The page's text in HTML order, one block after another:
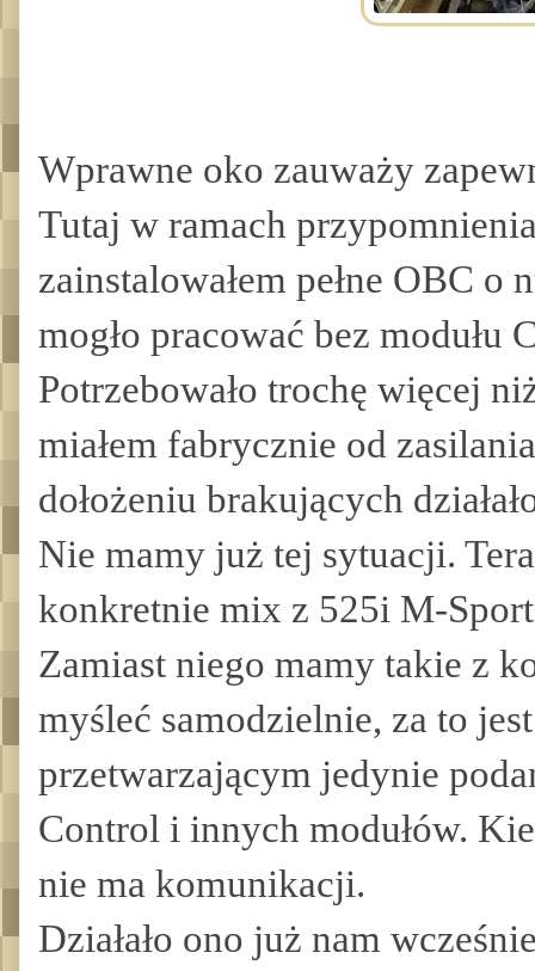
Wprawne oko zauważy
Tutaj w ramach
zainstalowałem pełne OBC
mogło pracować bez modułu
Potrzebowało trochę więcej
miałem fabrycznie od
dołożeniu brakujących
Nie mamy już tej sytuacji.
konkretnie mix z 525i M-
Zamiast niego mamy takie z
myśleć samodzielnie, za to
przetwarzającym jedynie
Control i innych modułów.
nie ma komunikacji.
Działało ono już nam